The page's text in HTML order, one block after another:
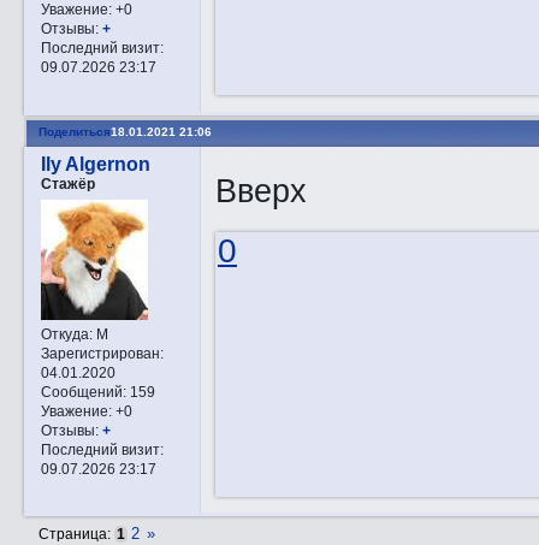
Уважение: +0
Отзывы: +
Последний визит:
09.07.2026 23:17
Поделиться18.01.2021 21:06
Ily Algernon
Стажёр
Откуда:М
Зарегистрирован:
04.01.2020
Сообщений:159
Уважение: +0
Отзывы: +
Последний визит:
09.07.2026 23:17
Вверх
0
Страница: 1 2 »